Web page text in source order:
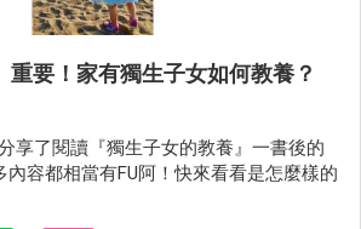
重要！家有獨生子女如何教養？
享了閱讀『獨生子女的教養』一書後的
內容都相當有FU阿！快來看看是怎麼樣的